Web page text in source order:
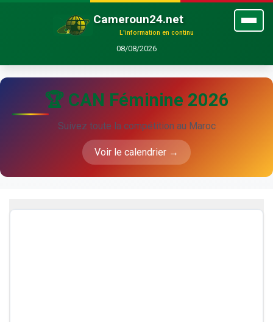
Cameroun24.net
L'information en continu
08/08/2026
🏆 CAN Féminine 2026
Suivez toute la compétition au Maroc
Voir le calendrier →